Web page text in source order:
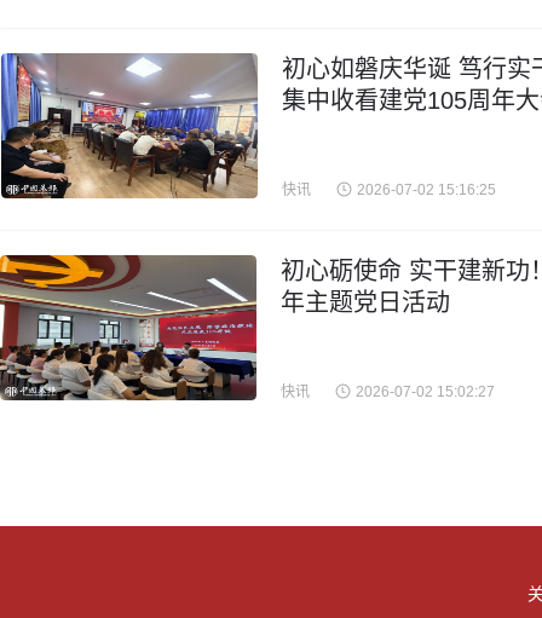
初心如磐庆华诞 笃行实
集中收看建党105周年
快讯 2026-07-02 15:16:25
初心砺使命 实干建新功
年主题党日活动
快讯 2026-07-02 15:02:27